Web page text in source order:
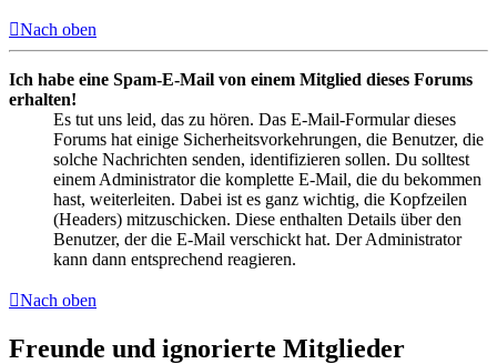
Nach oben
Ich habe eine Spam-E-Mail von einem Mitglied dieses Forums
erhalten!
Es tut uns leid, das zu hören. Das E-Mail-Formular dieses
Forums hat einige Sicherheitsvorkehrungen, die Benutzer, die
solche Nachrichten senden, identifizieren sollen. Du solltest
einem Administrator die komplette E-Mail, die du bekommen
hast, weiterleiten. Dabei ist es ganz wichtig, die Kopfzeilen
(Headers) mitzuschicken. Diese enthalten Details über den
Benutzer, der die E-Mail verschickt hat. Der Administrator
kann dann entsprechend reagieren.
Nach oben
Freunde und ignorierte Mitglieder